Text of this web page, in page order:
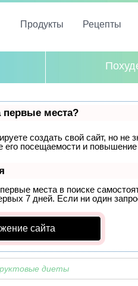
Продукты Рецепты
первые места?
создать свой сайт, но не
его посещаемости и
места в поиске
7 дней. Если ни один
сайта
диеты